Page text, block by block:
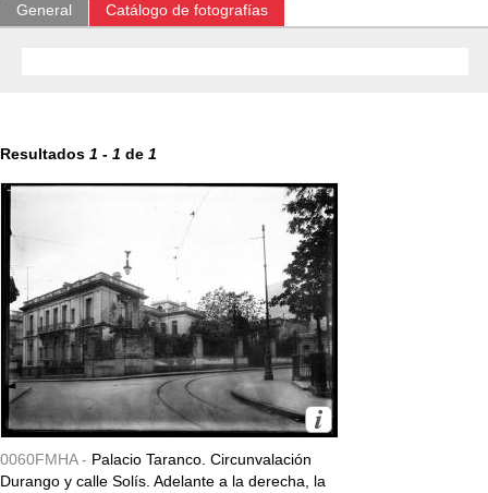
General Catálogo de fotografías
Resultados 1 - 1 de 1
0060FMHA - Palacio Taranco. Circunvalación
Durango y calle Solís. Adelante a la derecha, la